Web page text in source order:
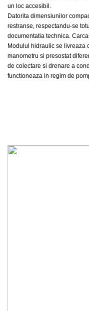
un loc accesibil.
Datorita dimensiunilor
restranse, respectandu-se
documentatia technica.
Modulul hidraulic se livreaza
manometru si presostat
de colectare si drenare a
functioneaza in regim de